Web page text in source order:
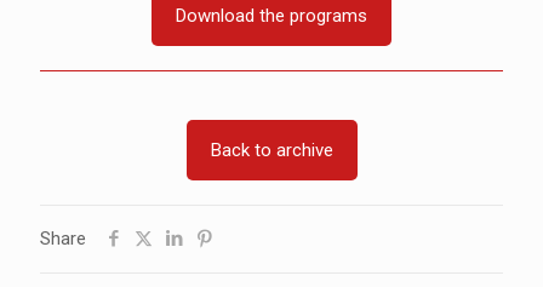
Download the programs
Back to archive
Share